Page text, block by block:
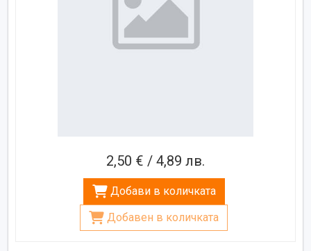
2,50 € / 4,89 лв.
Добави в количката
Добавен в количката